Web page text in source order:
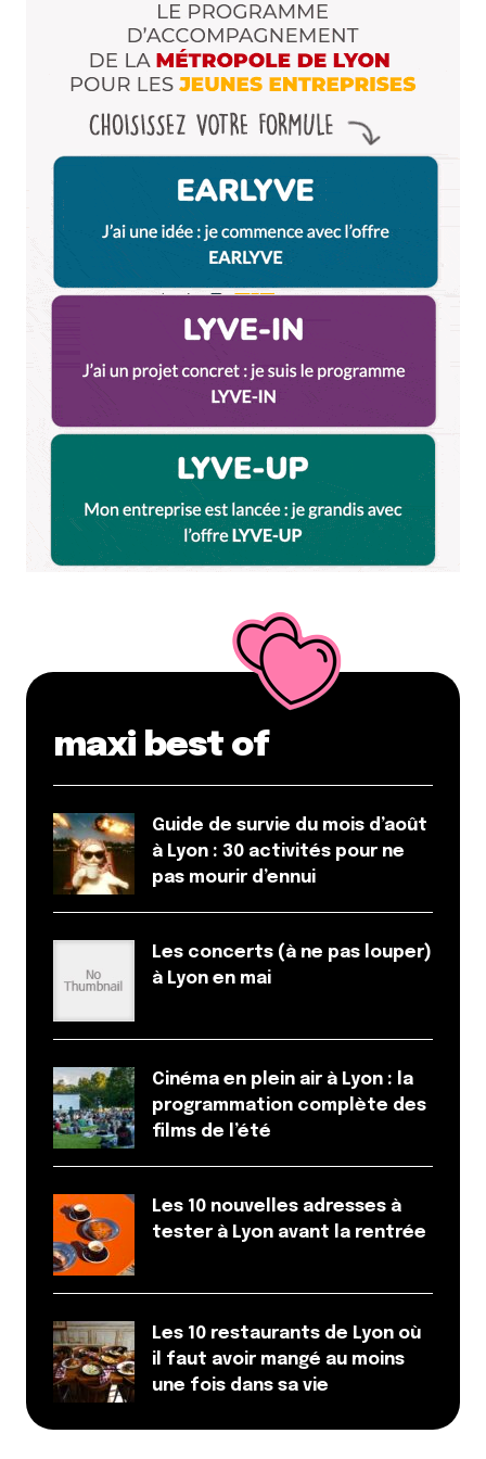
min avec le personnel qui passe et repasse devant
notre table…. rien jusqu’à ce que nous nous levions
pour demander au responsable ce qui se passait.
oups ils nous avaient encore oublié et les cuisines
avaient fermé….. nous sommes partis pas très
Votre adresse e-mail ne sera pas publiée. Les
champs obligatoires sont indiqués avec
Name
E-mail*
Enregistrer mon nom, mon e-mail et mon site dans le
navigateur pour mon prochain commentaire.
Prévenez-moi de tous les nouveaux commentaires
Et bim !
maxi best of
Guide de survie du mois d’août
à Lyon : 30 activités pour ne
pas mourir d’ennui
Les concerts (à ne pas louper)
à Lyon en mai
Cinéma en plein air à Lyon : la
programmation complète des
films de l’été
Les 10 nouvelles adresses à
tester à Lyon avant la rentrée
Les 10 restaurants de Lyon où
il faut avoir mangé au moins
une fois dans sa vie